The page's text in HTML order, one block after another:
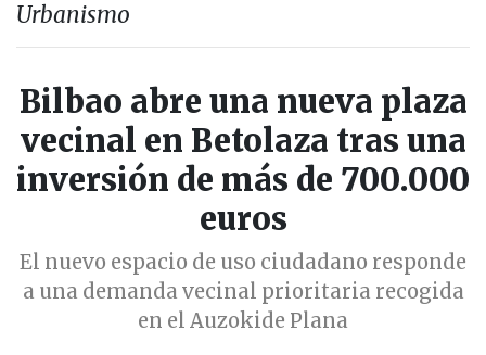
Urbanismo
Bilbao abre una nueva plaza
vecinal en Betolaza tras una
inversión de más de 700.000
euros
El nuevo espacio de uso ciudadano responde
a una demanda vecinal prioritaria recogida
en el Auzokide Plana